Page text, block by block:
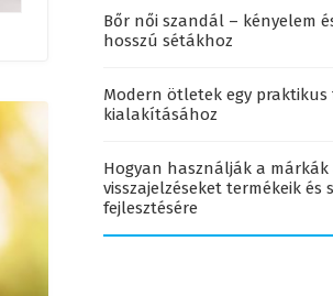
Bőr női szandál – kényelem
hosszú sétákhoz
Modern ötletek egy praktikus
kialakításához
Hogyan használják a márkák
visszajelzéseket termékeik
fejlesztésére